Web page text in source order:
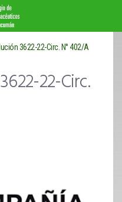
3622-22-Circ. N° 402/A
22-Circ.